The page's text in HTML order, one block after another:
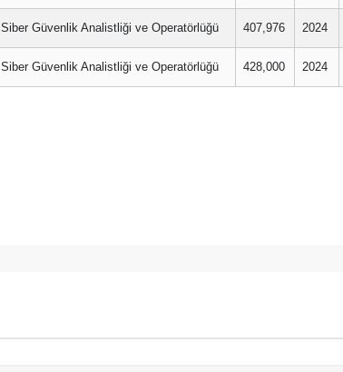
Siber Güvenlik Analistliği ve Operatörlüğü 407,976 2024
Siber Güvenlik Analistliği ve Operatörlüğü 428,000 2024